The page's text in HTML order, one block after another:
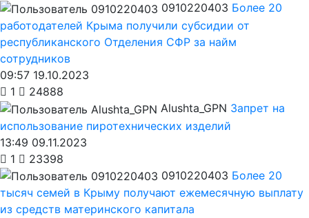
0910220403 Более 20
работодателей Крыма получили субсидии от
республиканского Отделения СФР за найм
сотрудников
09:57 19.10.2023
1
24888
Alushta_GPN Запрет на
использование пиротехнических изделий
13:49 09.11.2023
1
23398
0910220403 Более 20
тысяч семей в Крыму получают ежемесячную выплату
из средств материнского капитала